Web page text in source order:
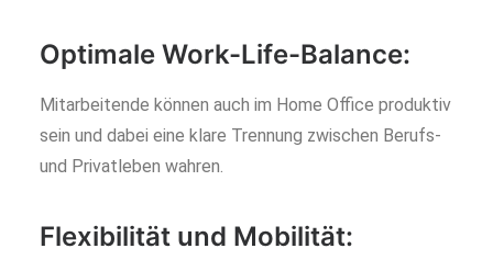
Optimale Work-Life-Balance:
Mitarbeitende können auch im Home Office produktiv
sein und dabei eine klare Trennung zwischen Berufs-
und Privatleben wahren.
Flexibilität und Mobilität: